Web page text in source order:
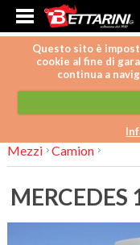
Questo sito è
cookie al fine di
continua a
Mezzi Camion
MERCEDES